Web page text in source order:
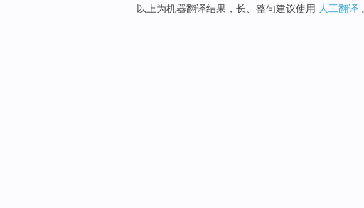
以上为机器翻译结果，长、整句建议使用 人工翻译